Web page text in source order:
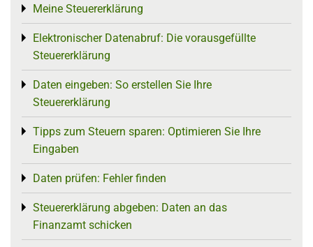
Meine Steuererklärung
Toggle menu
Elektronischer Datenabruf: Die vorausgefüllte
Steuererklärung
Toggle menu
Daten eingeben: So erstellen Sie Ihre
Steuererklärung
Toggle menu
Tipps zum Steuern sparen: Optimieren Sie Ihre
Eingaben
Toggle menu
Daten prüfen: Fehler finden
Toggle menu
Steuererklärung abgeben: Daten an das
Finanzamt schicken
Toggle menu